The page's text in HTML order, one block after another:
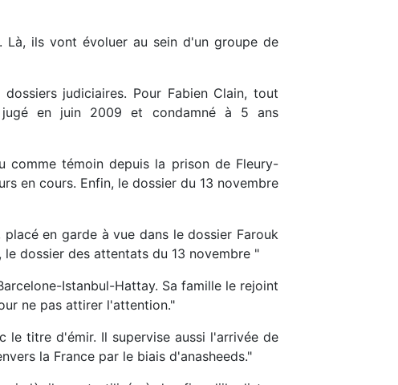
Là, ils vont évoluer au sein d'un groupe de
judiciaires. Pour Fabien Clain, tout
en juin 2009 et condamné à 5 ans
comme témoin depuis la prison de Fleury-
en cours. Enfin, le dossier du 13 novembre
en garde à vue dans le dossier Farouk
dossier des attentats du 13 novembre "
Istanbul-Hattay. Sa famille le rejoint
ne pas attirer l'attention."
le titre d'émir. Il supervise aussi l'arrivée de
la France par le biais d'anasheeds."